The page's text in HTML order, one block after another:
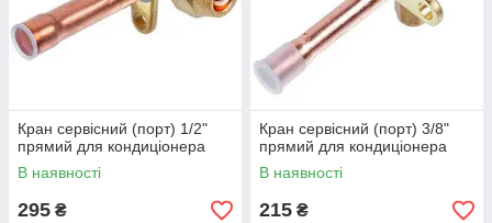
Кран сервісний (порт) 1/2"
прямий для кондиціонера
В наявності
295 ₴
Кран сервісний (порт) 3/8"
прямий для кондиціонера
В наявності
215 ₴